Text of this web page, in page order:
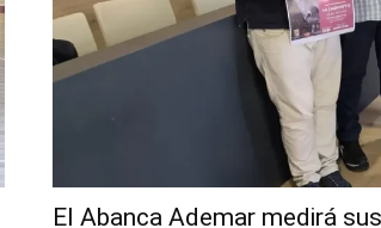
El Abanca Ademar medirá